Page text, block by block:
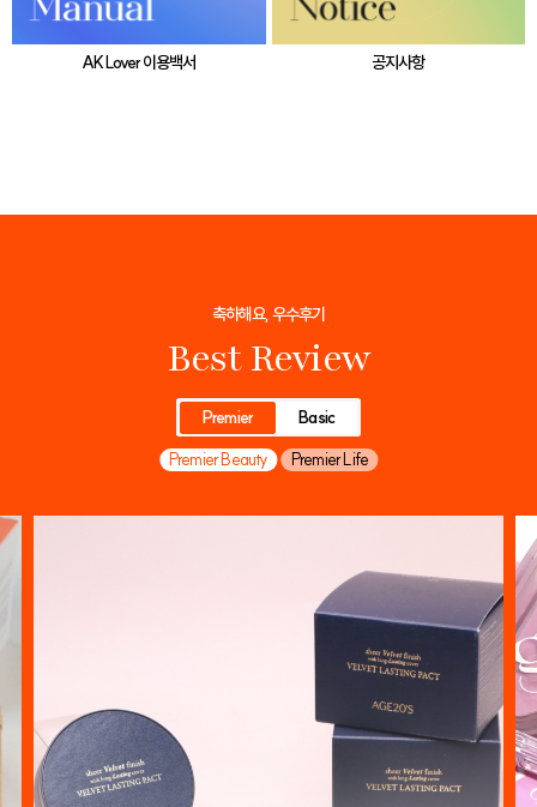
AK Lover 이용백서 공지사항
축하해요, 우수후기
Best Review
Premier
Basic
Premier Beauty
Premier Life